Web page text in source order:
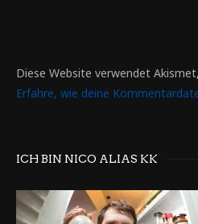
Diese Website verwendet
Erfahre, wie deine
ICH BIN NICO ALIAS KK